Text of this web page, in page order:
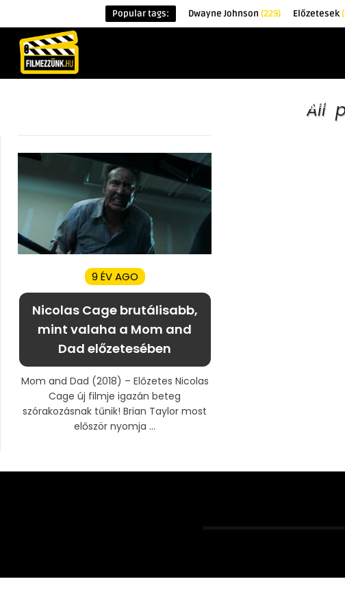
Popular tags: Dwayne Johnson (229) Előzetesek
ÉRDEKESSÉGEKAll
9 ÉV AGO
Nicolas Cage brutálisabb,
mint valaha a Mom and
Dad előzetesében
Mom and Dad (2018) – Előzetes Nicolas
Cage új filmje igazán beteg
szórakozásnak tűnik! Brian Taylor most
először nyomja ...